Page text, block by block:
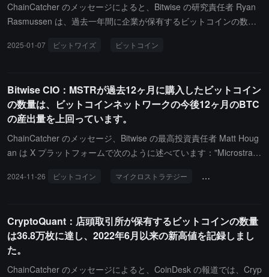
ChainCatcher のメッセージによると、Bitwise の研究責任者 Ryan
Rasmussen は、過去一年間に企業が保有するビットコインの数量
49 枚に増加し、63% 増加したと発表しました。
2025-01-07 ビットワイズ ビットコイン
Bitwise CIO：MSTRが過去12ヶ月に購入したビットコイン
の数量は、ビットコインネットワークの今後12ヶ月のBTC
の産出量を上回っています。
ChainCatcher のメッセージ、Bitwise の最高投資責任者 Matt Houg
an は X プラットフォームで次のように述べています："Microstrate
り、これはビットコインネットワークが今後 12 ヶ月で生産する数
ンの数量がいかに少ないかを忘れているからです。企業はすでに 9
0 万枚のビットコインを保有しており、購入速度は加速していま
す。"
2024-11-26 ビットコイン マイクロストラテジー ビットワイズCIO
CryptoQuant：店頭取引所が保有するビットコインの数量
は36.8万枚に達し、2022年6月以来の新高値を記録しまし
た。
ChainCatcher のメッセージによると、CoinDesk の報道では、Cryp